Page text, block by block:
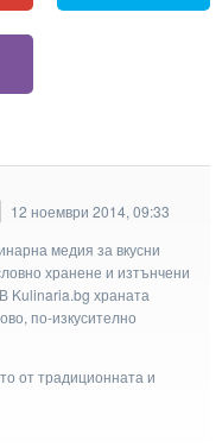
12 ноември 2014, 09:33
медия за вкусни
хранене и изтънчени
Kulinaria.bg храната
по-изкусително
от традиционната и